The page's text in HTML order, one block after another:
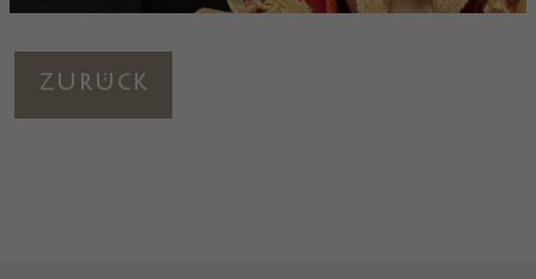
Zurück